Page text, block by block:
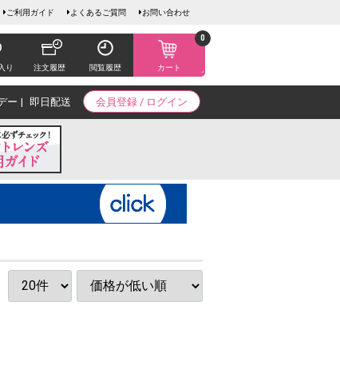
ご利用ガイド よくあるご質問 お問い合わせ
り 注文履歴 閲覧履歴 カート
0
会員登録 / ログイン
ー 即日配送